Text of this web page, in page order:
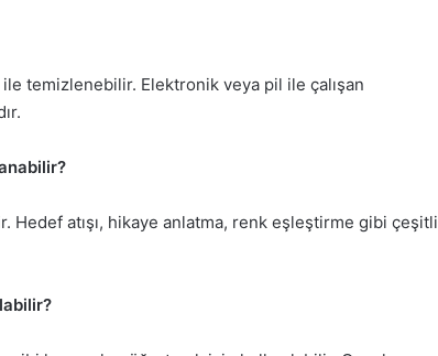
temizlenebilir. Elektronik veya pil ile çalışan
Hedef atışı, hikaye anlatma, renk eşleştirme gibi çeşitli